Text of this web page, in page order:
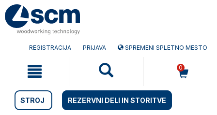
Preskočite
na
vsebino
Preskočite
na
navigacijski
REGISTRACIJA PRIJAVA SPREMENI SPLETNO MESTO
0
STROJ REZERVNI DELI IN STORITVE